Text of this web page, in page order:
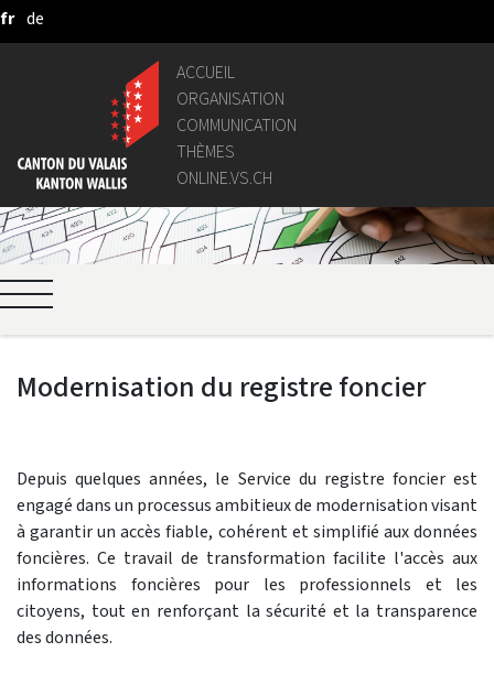
Saut au contenu principal
fr de
ACCUEIL
ORGANISATION
COMMUNICATION
THÈMES
ONLINE.VS.CH
Modernisation du registre foncier
Depuis quelques années, le Service du registre foncier est
engagé dans un processus ambitieux de modernisation visant
à garantir un accès fiable, cohérent et simplifié aux données
foncières. Ce travail de transformation facilite l'accès aux
informations foncières pour les professionnels et les
citoyens, tout en renforçant la sécurité et la transparence
des données.